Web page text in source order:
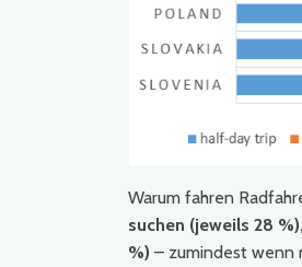
Warum fahren
suchen (jeweils 28
%) – zumindest wenn